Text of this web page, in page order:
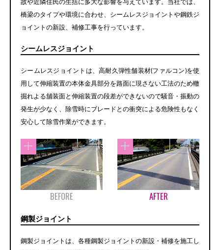
故や近隣住民の生括に多大な影響を与えています。当社では、
橋梁のタイプや環境に合わせ、シームレスジョイントや鋼鉄ジ
ョイントの新設、補修工事を行っています。
シームレスジョイント
シームレスジョイントは、高耐久弾性舗装材(ファルコン)を使
用して伸縮装置の本体金具部分を路面に現さない工法のため轍
掘れよる舖装面と伸縮装置の段差ができないので騒音・振動の
発生が少なく、除雪時にブレードとの衝突による危険性もなく
安心して除雪作業ができます。
BEFORE AFTER
鋼製ジョイント
鋼製ジョイントは、各種鋼製ジョイントの新設・補修を施工し